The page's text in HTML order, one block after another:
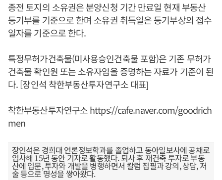
종전 토지의 소유권은 분양신청 기간 만료일 현재 부동산
등기부를 기준으로 한며 소유권 취득일은 등기부상의 접수
일자를 기준으로 한다.
특정무허가건축물(미사용승인건축물 포함)은 기존 무허가
건축물 확인원 또는 소유자임을 증명하는 자료가 기준이 된
다. [장인석 착한부동산투자연구소 대표]
착한부동산투자연구소https://cafe.naver.com/goodrich
men
장인석은 경희대 언론정보학과를 졸업하고 동아일보사에 공채로
입사해 15년 동안 기자로 활동했다. 퇴사 후 재건축 투자로 부동
산에 입문, 투자와 개발을 병행하면서 칼럼 집필과 강의, 상담, 저
술 등으로 명성을 쌓아왔다.